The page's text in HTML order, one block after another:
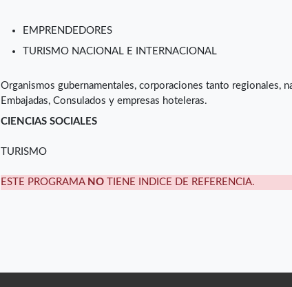
EMPRENDEDORES
TURISMO NACIONAL E INTERNACIONAL
Organismos gubernamentales, corporaciones tanto regionales,
Embajadas, Consulados y empresas hoteleras.
CIENCIAS SOCIALES
TURISMO
ESTE PROGRAMA NO TIENE INDICE DE REFERENCIA.